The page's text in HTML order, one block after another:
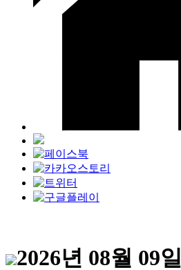
2026년 08월 09